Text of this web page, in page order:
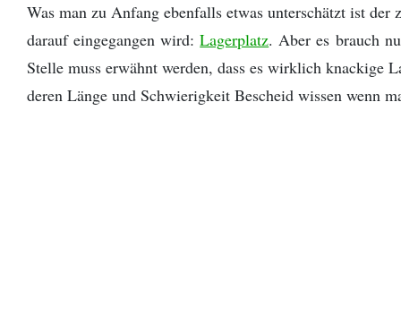
Was man zu Anfang ebenfalls etwas unterschätzt ist
darauf eingegangen wird:Lagerplatz. Aber es brauch
Stelle muss erwähnt werden, dass es wirklich knackige
deren Länge und Schwierigkeit Bescheid wissen wenn